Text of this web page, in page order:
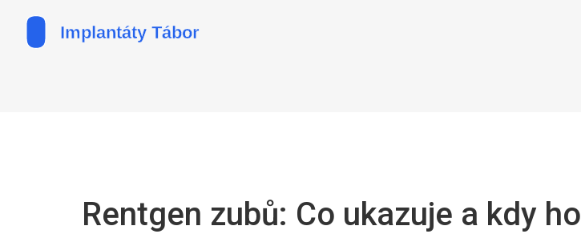
Rentgen zubů: Co ukazuje a kdy ho